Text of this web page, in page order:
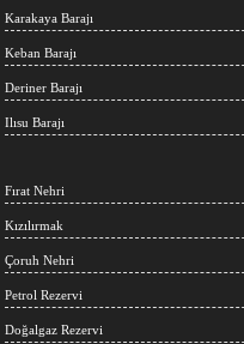
Karakaya Barajı
Keban Barajı
Deriner Barajı
Ilısu Barajı
Fırat Nehri
Kızılırmak
Çoruh Nehri
Petrol Rezervi
Doğalgaz Rezervi